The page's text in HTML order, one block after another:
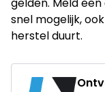
gelden. Meld
snel mogelijk,
herstel duurt.